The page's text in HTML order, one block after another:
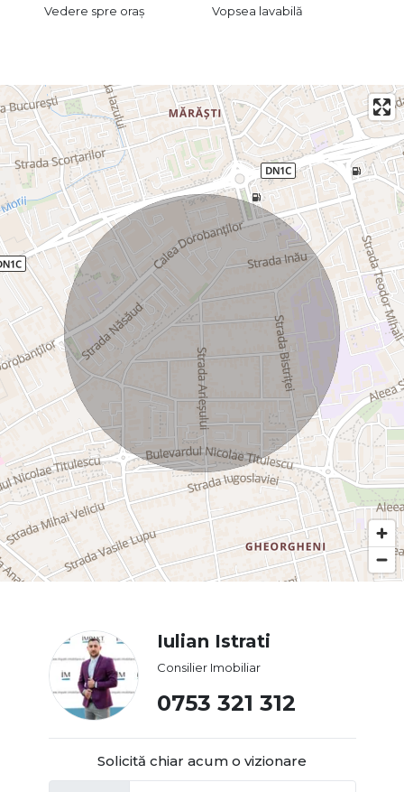
Vedere spre oraș Vopsea lavabilă
Iulian Istrati
Consilier Imobiliar
0753 321 312
Solicită chiar acum o vizionare